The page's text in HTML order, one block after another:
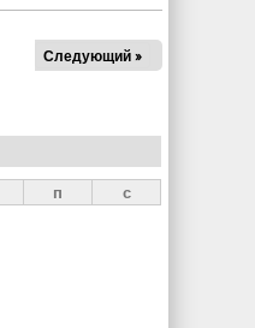
Следующий »
п с